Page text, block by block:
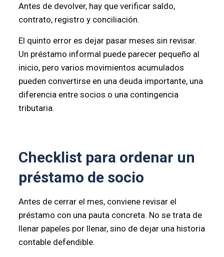
Antes de devolver, hay que verificar saldo,
contrato, registro y conciliación.
El quinto error es dejar pasar meses sin revisar.
Un préstamo informal puede parecer pequeño al
inicio, pero varios movimientos acumulados
pueden convertirse en una deuda importante, una
diferencia entre socios o una contingencia
tributaria.
Checklist para ordenar un
préstamo de socio
Antes de cerrar el mes, conviene revisar el
préstamo con una pauta concreta. No se trata de
llenar papeles por llenar, sino de dejar una historia
contable defendible.